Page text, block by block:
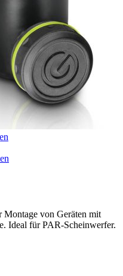
von Geräten mit
Ideal für PAR-Scheinwerfer.